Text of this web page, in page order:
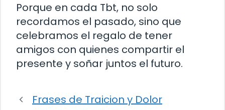
Porque en cada Tbt, no solo
recordamos el pasado, sino que
celebramos el regalo de tener
amigos con quienes compartir el
presente y soñar juntos el futuro.
Frases de Traicion y Dolor